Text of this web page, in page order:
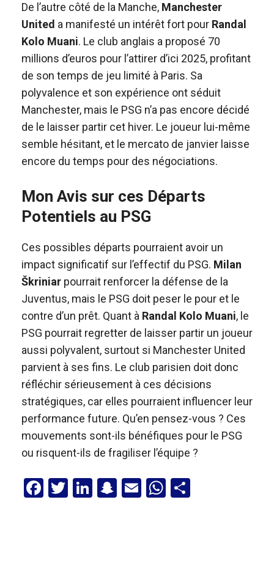
De l’autre côté de la Manche, Manchester
United a manifesté un intérêt fort pour Randal
Kolo Muani. Le club anglais a proposé 70
millions d’euros pour l’attirer d’ici 2025, profitant
de son temps de jeu limité à Paris. Sa
polyvalence et son expérience ont séduit
Manchester, mais le PSG n’a pas encore décidé
de le laisser partir cet hiver. Le joueur lui-même
semble hésitant, et le mercato de janvier laisse
encore du temps pour des négociations.
Mon Avis sur ces Départs
Potentiels au PSG
Ces possibles départs pourraient avoir un
impact significatif sur l’effectif du PSG. Milan
Škriniar pourrait renforcer la défense de la
Juventus, mais le PSG doit peser le pour et le
contre d’un prêt. Quant à Randal Kolo Muani, le
PSG pourrait regretter de laisser partir un joueur
aussi polyvalent, surtout si Manchester United
parvient à ses fins. Le club parisien doit donc
réfléchir sérieusement à ces décisions
stratégiques, car elles pourraient influencer leur
performance future. Qu’en pensez-vous ? Ces
mouvements sont-ils bénéfiques pour le PSG
ou risquent-ils de fragiliser l’équipe ?
F
T
Li
S
E
W